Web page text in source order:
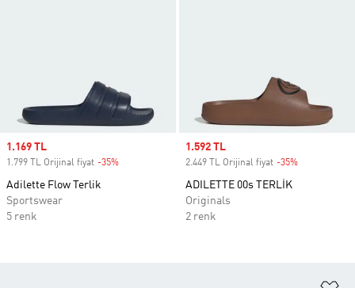
Sale price
1.169 TL
1.799 TL Orijinal fiyat -35%
Adilette Flow Terlik
Sportswear
5 renk
Sale price
1.592 TL
2.449 TL Orijinal fiyat -35%
ADILETTE 00s TERLİK
Originals
2 renk